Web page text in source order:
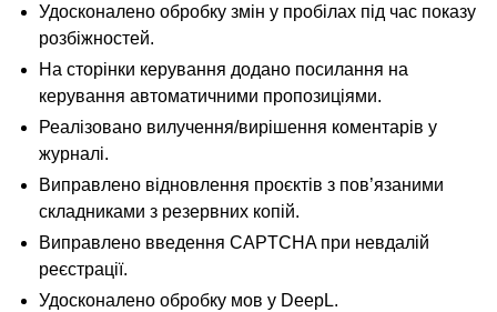
Удосконалено обробку змін у пробілах під час показу
розбіжностей.
На сторінки керування додано посилання на
керування автоматичними пропозиціями.
Реалізовано вилучення/вирішення коментарів у
журналі.
Виправлено відновлення проєктів з пов’язаними
складниками з резервних копій.
Виправлено введення CAPTCHA при невдалій
реєстрації.
Удосконалено обробку мов у DeepL.